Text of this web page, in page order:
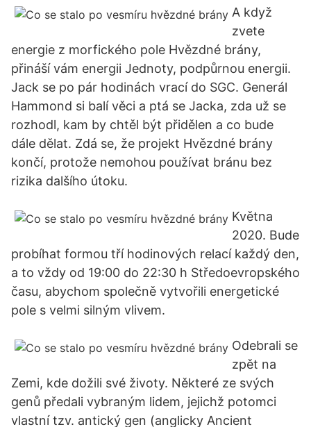
A když
zvete
energie z morfického pole Hvězdné brány,
přináší vám energii Jednoty, podpůrnou energii.
Jack se po pár hodinách vrací do SGC. Generál
Hammond si balí věci a ptá se Jacka, zda už se
rozhodl, kam by chtěl být přidělen a co bude
dále dělat. Zdá se, že projekt Hvězdné brány
končí, protože nemohou používat bránu bez
rizika dalšího útoku.
Května
2020. Bude
probíhat formou tří hodinových relací každý den,
a to vždy od 19:00 do 22:30 h Středoevropského
času, abychom společně vytvořili energetické
pole s velmi silným vlivem.
Odebrali se
zpět na
Zemi, kde dožili své životy. Některé ze svých
genů předali vybraným lidem, jejichž potomci
vlastní tzv. antický gen (anglicky Ancient